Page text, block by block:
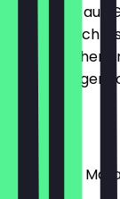
Ein Strudel
Schrozberger
Mango mit